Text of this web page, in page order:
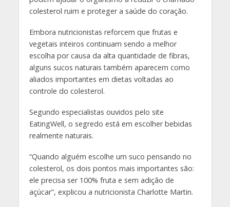
colesterol ruim e proteger a saúde do coração.
Embora nutricionistas reforcem que frutas e
vegetais inteiros continuam sendo a melhor
escolha por causa da alta quantidade de fibras,
alguns sucos naturais também aparecem como
aliados importantes em dietas voltadas ao
controle do colesterol.
Segundo especialistas ouvidos pelo site
EatingWell, o segredo está em escolher bebidas
realmente naturais.
“Quando alguém escolhe um suco pensando no
colesterol, os dois pontos mais importantes são:
ele precisa ser 100% fruta e sem adição de
açúcar”, explicou a nutricionista Charlotte Martin.